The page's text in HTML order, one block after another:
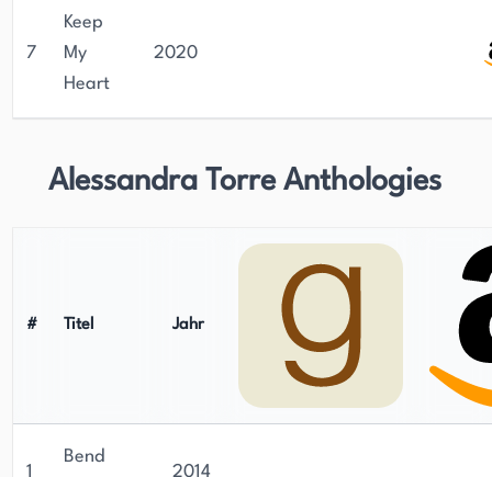
7
Keep
My
Heart
2020
Alessandra Torre Anthologies
# Titel Jahr
1
Bend
2014